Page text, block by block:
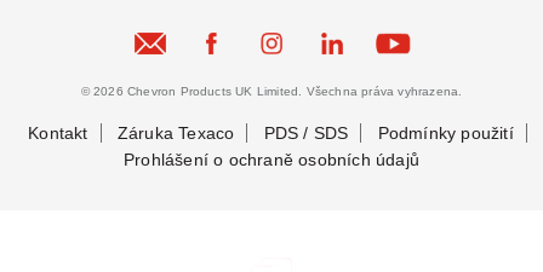
© 2026 Chevron Products UK Limited. Všechna práva vyhrazena.
Kontakt Záruka Texaco PDS / SDS
Podmínky použití
Prohlášení o ochraně osobních údajů